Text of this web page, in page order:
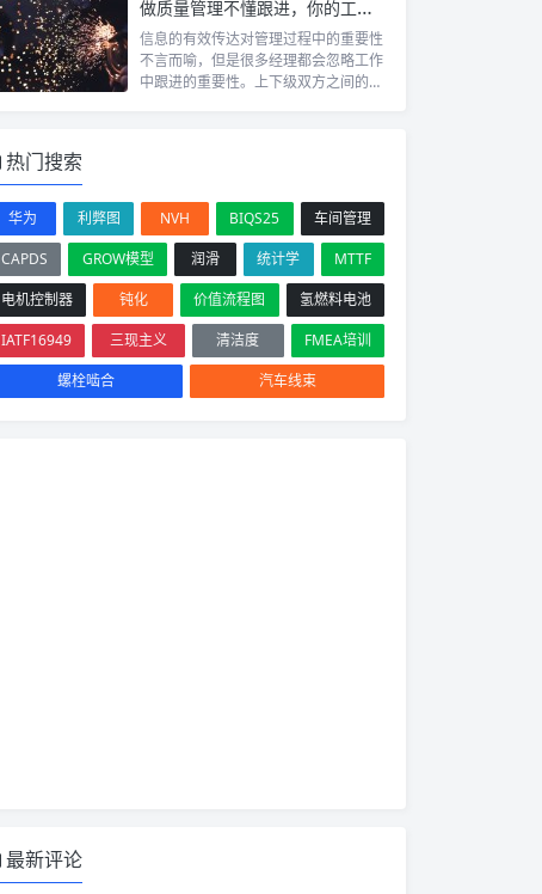
做质量管理不懂跟进，你的工作等于白做了
信息的有效传达对管理过程中的重要性
不言而喻，但是很多经理都会忽略工作
中跟进的重要性。上下级双方之间的信
热门搜索
华为 利弊图 NVH BIQS25
车间管理
CAPDS
GROW模型 润滑 统计学
MTTF
电机控制器
钝化 价值流程图
氢燃料电池
IATF16949
三现主义 清洁度
FMEA培训
螺栓啮合
汽车线束
最新评论